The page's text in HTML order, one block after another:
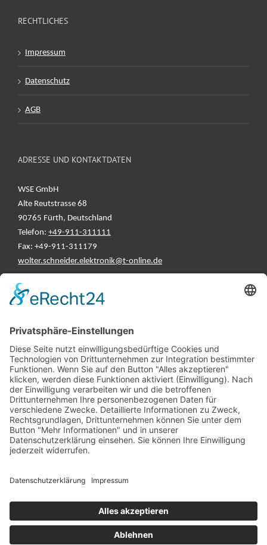
RECHTLICHES
Impressum
Datenschutz
AGB
ADRESSE UND KONTAKTDATEN
WSE GmbH
Alte Reutstrasse 68
90765 Fürth, Deutschland
Telefon: +49-911-311111
Fax: +49-911-311179
wolter.schneider.elektronik@t-online.de
INFORMATIONEN
Test & Reparatur
Hersteller
Fehlerliste
Impressum
Datenschutzerklärung
AGB